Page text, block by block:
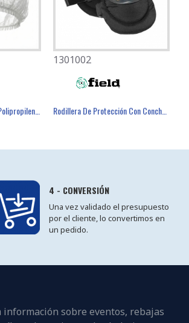
1301002
Rodillera De Protección Con Concha - FIELD
4 - CONVERSIÓN
Una vez validado el presupuesto
por el cliente, lo convertimos en
un pedido.
información sobre eventos, rebajas